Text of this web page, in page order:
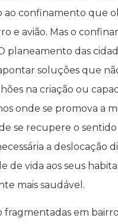
ao confinamento que
e avião. Mas o
planeamento das
soluções que
na criação ou
onde se promova a
se recupere o
a deslocação
de vida aos seus
mais saudável.
fragmentadas em